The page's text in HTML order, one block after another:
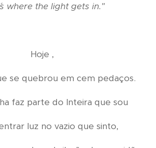
where the light gets in."
Hoje ,
se quebrou em cem pedaços.
faz parte do Inteira que sou
luz no vazio que sinto,